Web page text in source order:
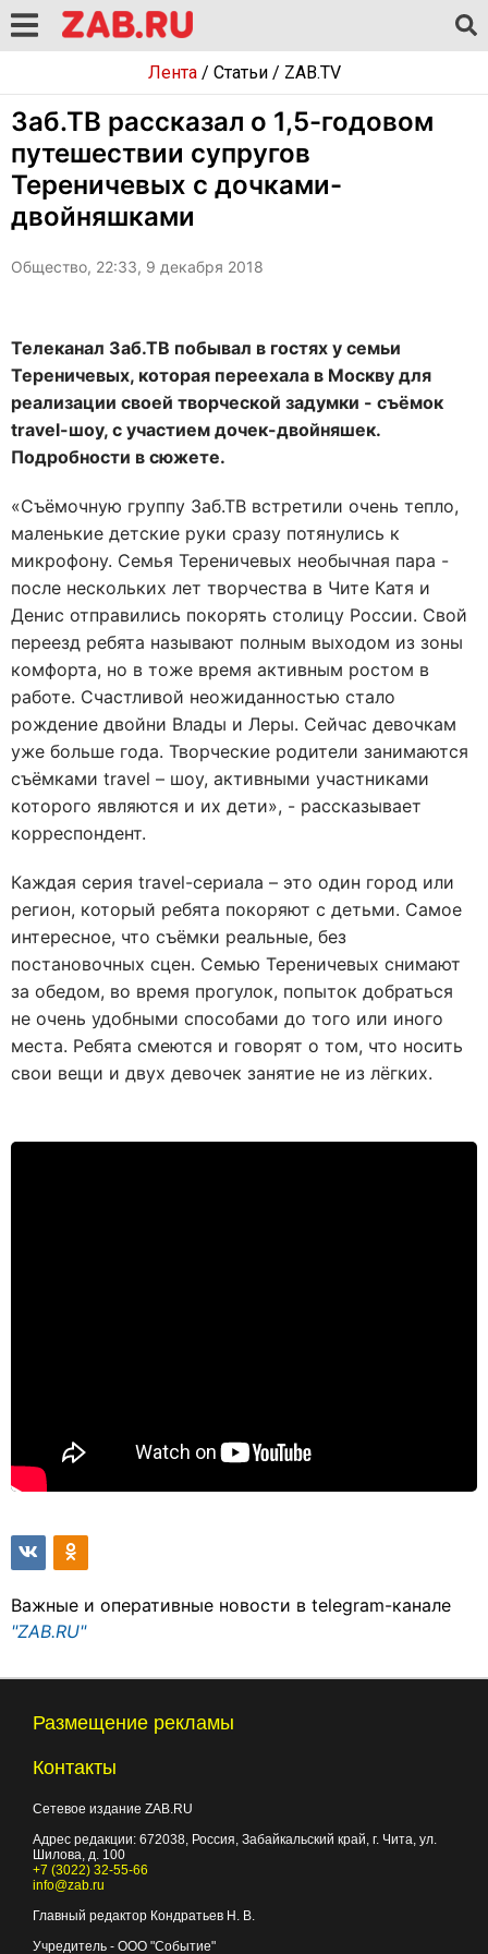
Лента/ Статьи/ ZAB.TV
Заб.ТВ рассказал о 1,5-годовом
путешествии супругов
Тереничевых с дочками-
двойняшками
Общество, 22:33, 9 декабря 2018
Телеканал Заб.ТВ побывал в гостях у семьи
Тереничевых, которая переехала в Москву для
реализации своей творческой задумки - съёмок
travel-шоу, с участием дочек-двойняшек.
Подробности в сюжете.
«Съёмочную группу Заб.ТВ встретили очень тепло,
маленькие детские руки сразу потянулись к
микрофону. Семья Тереничевых необычная пара -
после нескольких лет творчества в Чите Катя и
Денис отправились покорять столицу России. Свой
переезд ребята называют полным выходом из зоны
комфорта, но в тоже время активным ростом в
работе. Счастливой неожиданностью стало
рождение двойни Влады и Леры. Сейчас девочкам
уже больше года. Творческие родители занимаются
съёмками travel – шоу, активными участниками
которого являются и их дети», - рассказывает
корреспондент.
Каждая серия travel-сериала – это один город или
регион, который ребята покоряют с детьми. Самое
интересное, что съёмки реальные, без
постановочных сцен. Семью Тереничевых снимают
за обедом, во время прогулок, попыток добраться
не очень удобными способами до того или иного
места. Ребята смеются и говорят о том, что носить
свои вещи и двух девочек занятие не из лёгких.
Важные и оперативные новости в telegram-канале
"ZAB.RU"
Размещение рекламы
Контакты
Сетевое издание ZAB.RU
Адрес редакции: 672038, Россия, Забайкальский край, г. Чита, ул.
Шилова, д. 100
+7 (3022) 32-55-66
info@zab.ru
Главный редактор Кондратьев Н. В.
Учредитель - ООО "Событие"